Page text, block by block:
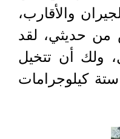
والأقارب،
من حديثي، لقد
ولك أن تتخيل
كيلوجرامات